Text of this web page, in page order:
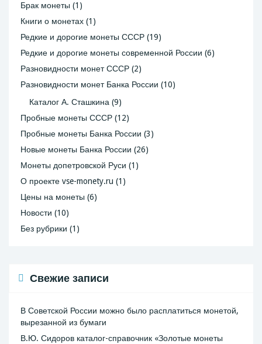
Брак монеты (1)
Книги о монетах (1)
Редкие и дорогие монеты СССР (19)
Редкие и дорогие монеты современной России (6)
Разновидности монет СССР (2)
Разновидности монет Банка России (10)
Каталог А. Сташкина (9)
Пробные монеты СССР (12)
Пробные монеты Банка России (3)
Новые монеты Банка России (26)
Монеты допетровской Руси (1)
О проекте vse-monety.ru (1)
Цены на монеты (6)
Новости (10)
Без рубрики (1)
Свежие записи
В Советской России можно было расплатиться монетой,
вырезанной из бумаги
В.Ю. Сидоров каталог-справочник «Золотые монеты